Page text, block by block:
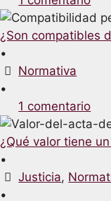
¿Son compatibles
•
Normativa
•
1 comentario
¿Qué valor tiene
•
Justicia,
•